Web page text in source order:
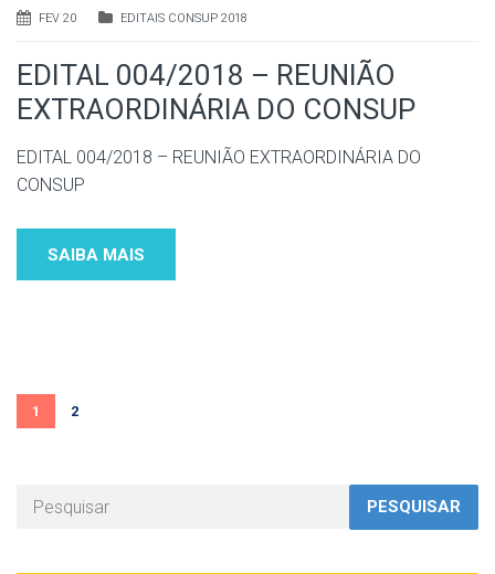
FEV 20 EDITAIS CONSUP 2018
EDITAL 004/2018 – REUNIÃO
EXTRAORDINÁRIA DO CONSUP
EDITAL 004/2018 – REUNIÃO EXTRAORDINÁRIA DO
CONSUP
SAIBA MAIS
1 2
PESQUISAR